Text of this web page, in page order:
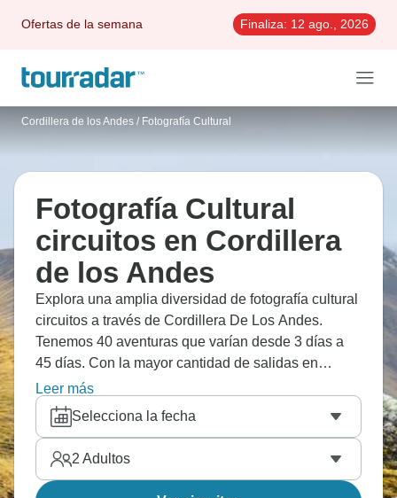
Ofertas de la semana Finaliza: 12 ago., 2026
Cordillera de los Andes / Fotografía Cultural
Fotografía Cultural
circuitos en Cordillera
de los Andes
Explora una amplia diversidad de fotografía cultural
circuitos a través de Cordillera De Los Andes.
Tenemos 40 aventuras que varían desde 3 días a
45 días. Con la mayor cantidad de salidas en
Octubre, esta es también la época más popular del
año.
Leer más
Selecciona la fecha
2 Adultos